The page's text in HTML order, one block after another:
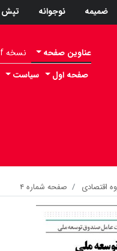
ضمیمه نوجوانه تپش
عناوین صفحه نسخه Pdf
صفحه اول سیاست
اقتصادی صفحه شماره ۴